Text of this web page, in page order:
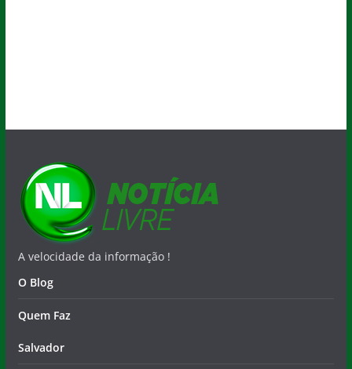
A velocidade da informação !
O Blog
Quem Faz
Salvador